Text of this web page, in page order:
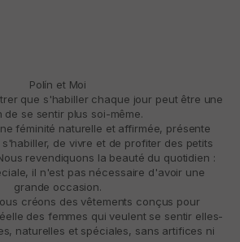
Polín et Moi
que s'habiller chaque jour peut être une
de se sentir plus soi-même.
féminité naturelle et affirmée, présente
de vivre et de profiter des petits
revendiquons la beauté du quotidien :
il n'est pas nécessaire d'avoir une
grande occasion.
créons des vêtements conçus pour
des femmes qui veulent se sentir elles-
naturelles et spéciales, sans artifices ni